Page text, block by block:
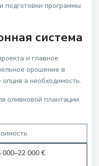
подготовки программы
система
и главное
орошение в
а необходимость.
оливковой плантации
000–22 000 €